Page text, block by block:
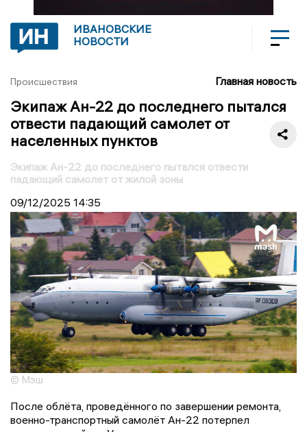
ИВАНОВСКИЕ
НОВОСТИ
Происшествия Главная новость
Экипаж Ан-22 до последнего пытался
отвести падающий самолет от
населенных пунктов
Экипаж Ан-22 до последнего пытался отвести
падающий самолет от жилой зоны
09/12/2025 14:35
© Мэш
После облёта, проведённого по завершении ремонта,
военно-транспортный самолёт Ан-22 потерпел